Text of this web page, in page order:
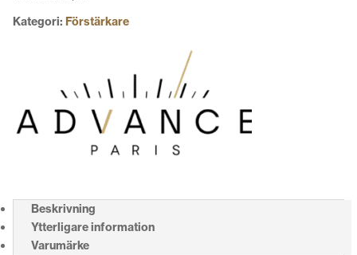
Kategori: Förstärkare
Beskrivning
Ytterligare information
Varumärke